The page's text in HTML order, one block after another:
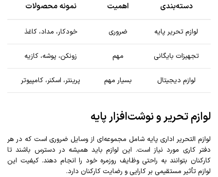
دسته‌بندی اهمیت نمونه محصولات
لوازم تحریر پایه ضروری خودکار، مداد، کاغذ
تجهیزات بایگانی مهم زونکن، پوشه، کازیه
لوازم دیجیتال بسیار مهم پرینتر، اسکنر، کامپیوتر
لوازم تحریر و نوشت‌افزار پایه
لوازم التحریر اداری پایه شامل مجموعه‌ای از وسایل ضروری است که در هر
دفتر کاری مورد نیاز است. این لوازم باید همیشه در دسترس باشند تا
کارکنان بتوانند به راحتی وظایف روزمره خود را انجام دهند. کیفیت این
لوازم تأثیر مستقیمی بر کارایی و رضایت کارکنان دارد.